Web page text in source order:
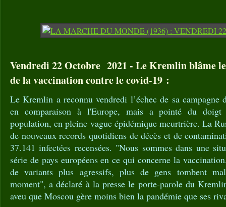
Vendredi 22 Octobre 2021 - Le Kremlin blâme
de la vaccination contre le covid-19 :
Le Kremlin a reconnu vendredi l’échec de sa campagne
en comparaison à l'Europe, mais a pointé du
population, en pleine vague épidémique meurtrière. La
de nouveaux records quotidiens de décès et de
37.141 infectées recensées. "Nous sommes dans une
série de pays européens en ce qui concerne la
de variants plus agressifs, plus de gens tombent
moment", a déclaré à la presse le porte-parole du
aveu que Moscou gère moins bien la pandémie que ses